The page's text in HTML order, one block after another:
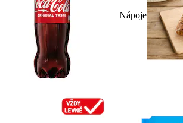
Nápoje